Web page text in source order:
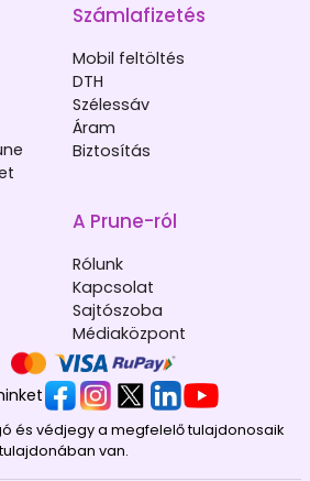
Számlafizetés
Mobil feltöltés
DTH
Szélessáv
Áram
Biztosítás
A Prune-ról
Rólunk
Kapcsolat
Sajtószoba
Médiaközpont
és védjegy a megfelelő tulajdonosaik
tulajdonában van.